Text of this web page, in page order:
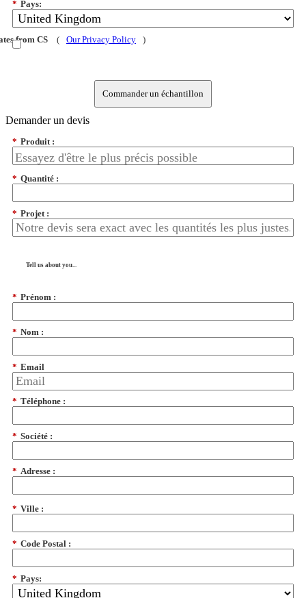
* Pays:
from CS ( Our Privacy Policy )
Commander un échantillon
Demander un devis
* Produit :
* Quantité :
* Projet :
Tell us about you...
* Prénom :
* Nom :
* Email
* Téléphone :
* Société :
* Adresse :
* Ville :
* Code Postal :
* Pays: